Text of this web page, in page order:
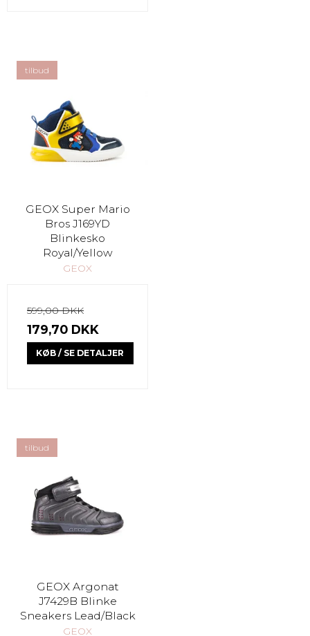
tilbud
GEOX Super Mario
Bros J169YD
Blinkesko
Royal/Yellow
GEOX
599,00 DKK
179,70 DKK
KØB / SE DETALJER
tilbud
GEOX Argonat
J7429B Blinke
Sneakers Lead/Black
GEOX